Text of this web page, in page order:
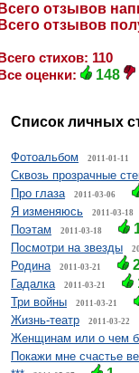
Всего отзывов
Всего отзывов
стихов: 110
оценки:
148
Список личных
Фотоальбом 2011-01-11
Сквозь прозрачные
Про глаза 2011-03-06
Я изменяюсь 2011-03-18
Поэтам 2011-03-18
Посмотри на звезды
Родина 2011-03-21
Гадалка 2011-03-21
Три войны 2011-03-21
Жизнь-театр 2011-03-22
Женщинам или о чем
Покажи мне счастье